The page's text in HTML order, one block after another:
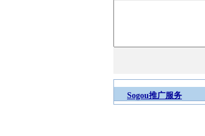
Sogou推广服务